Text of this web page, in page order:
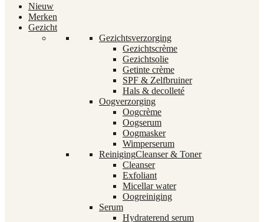
Nieuw
Merken
Gezicht
Gezichtsverzorging
Gezichtscrème
Gezichtsolie
Getinte crème
SPF & Zelfbruiner
Hals & decolleté
Oogverzorging
Oogcrème
Oogserum
Oogmasker
Wimperserum
ReinigingCleanser & Toner
Cleanser
Exfoliant
Micellar water
Oogreiniging
Serum
Hydraterend serum